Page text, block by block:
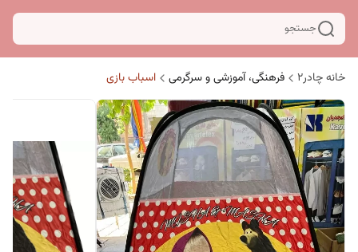
جستجو
خانه چادر۲ فرهنگی، آموزشی و سرگرمی اسباب بازی